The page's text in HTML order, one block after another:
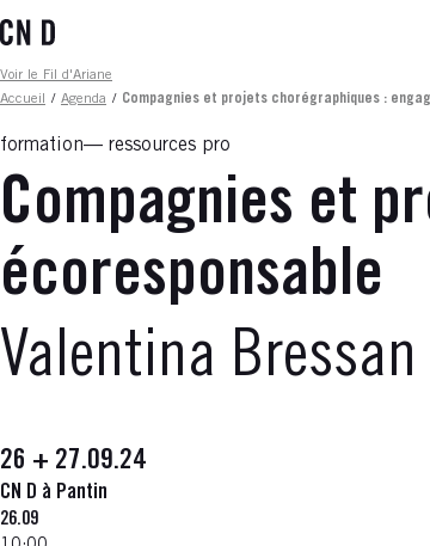
au
principal
Fil d'ariane
Voir le Fil d'Ariane
Accueil
/ Agenda / Compagnies et projets chorégraphiques :
formation ressources pro
Compagnies et
écoresponsable
Valentina
26 + 27.09.24
CN D à Pantin
26.09